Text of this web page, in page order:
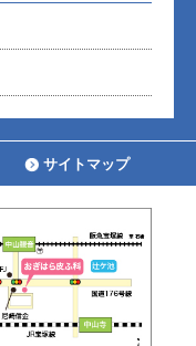
サイトマップ